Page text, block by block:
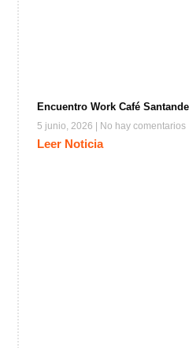
Encuentro Work Café
5 junio, 2026 No hay comentarios
Leer Noticia